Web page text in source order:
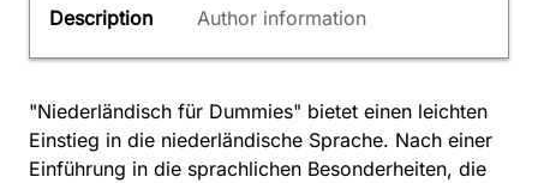
Description Author information
"Niederländisch für Dummies" bietet einen leichten
Einstieg in die niederländische Sprache. Nach einer
Einführung in die sprachlichen Besonderheiten, die